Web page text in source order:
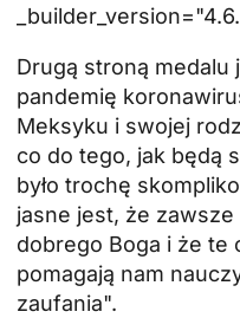
Drugą stroną medalu
pandemię
Meksyku i swojej
co do tego, jak będą
było trochę
jasne jest, że
dobrego Boga i że te
pomagają nam
zaufania".